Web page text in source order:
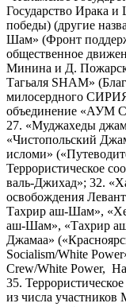
Государство Ирака
победы) (другие
Шам» (Фронт
общественное
Минина и Д.
Тагьаля SHAM»
милосердного
объединение «АУМ
27. «Муджахеды
«Чистопольский
исломи»
Террористическое
валь-Джихад»; 32.
освобождения
Тахрир аш-Шам»,
аш-Шам», «Тахрир
Джамаа»
Socialism/White
Crew/White Power,
35.
из числа